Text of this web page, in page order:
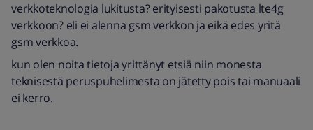
verkkoteknologia lukitusta? erityisesti pakotusta lte4g
verkkoon? eli ei alenna gsm verkkon ja eikä edes yritä
gsm verkkoa.
kun olen noita tietoja yrittänyt etsiä niin monesta
teknisestä peruspuhelimesta on jätetty pois tai manuaali
ei kerro.